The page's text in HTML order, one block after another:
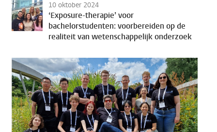
10 oktober 2024
‘Exposure-therapie’ voor
bachelorstudenten: voorbereiden op de
realiteit van wetenschappelijk onderzoek